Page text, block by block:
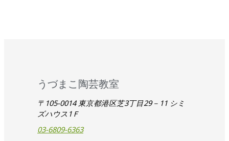
うづまこ陶芸教室
〒105-0014 東京都港区芝3丁目29－11 シミ
ズハウス1Ｆ
03-6809-6363